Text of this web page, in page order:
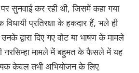
सुनवाई कर रही थी, जिसमें कहा गया
प्रतिरक्षा के हकदार हैं, भले ही
द्वारा दिए गए वोट या भाषण के मामले
नरसिम्हा मामले में बहुमत के फैसले में यह
केवल तभी अभियोजन के लिए